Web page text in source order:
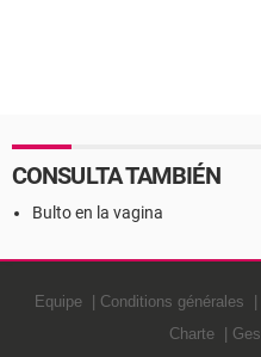
CONSULTA TAMBIÉN
Bulto en la vagina
Equipe Conditions générales
Charte